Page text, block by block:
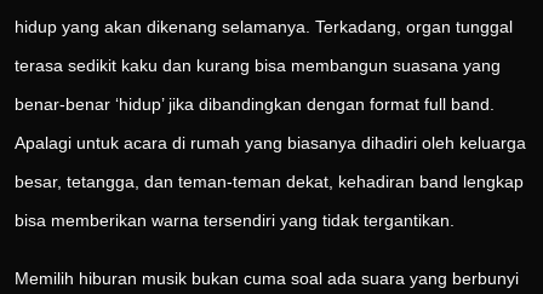
hidup yang akan dikenang selamanya. Terkadang, organ tunggal
terasa sedikit kaku dan kurang bisa membangun suasana yang
benar-benar ‘hidup’ jika dibandingkan dengan format full band.
Apalagi untuk acara di rumah yang biasanya dihadiri oleh keluarga
besar, tetangga, dan teman-teman dekat, kehadiran band lengkap
bisa memberikan warna tersendiri yang tidak tergantikan.
Memilih hiburan musik bukan cuma soal ada suara yang berbunyi